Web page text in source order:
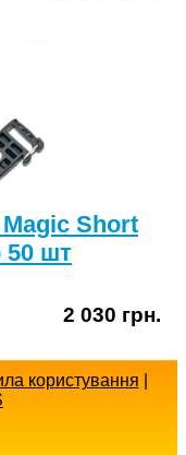
Short
50 шт
2 030 грн.
користування